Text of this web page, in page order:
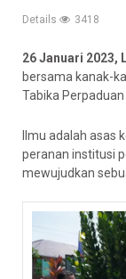
Details 3418
26 Januari 2023,
bersama kanak-
Tabika
Ilmu adalah asas
peranan institusi
mewujudkan